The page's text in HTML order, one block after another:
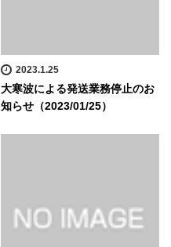
2023.1.25
大寒波による発送業務停止のお
知らせ（2023/01/25）